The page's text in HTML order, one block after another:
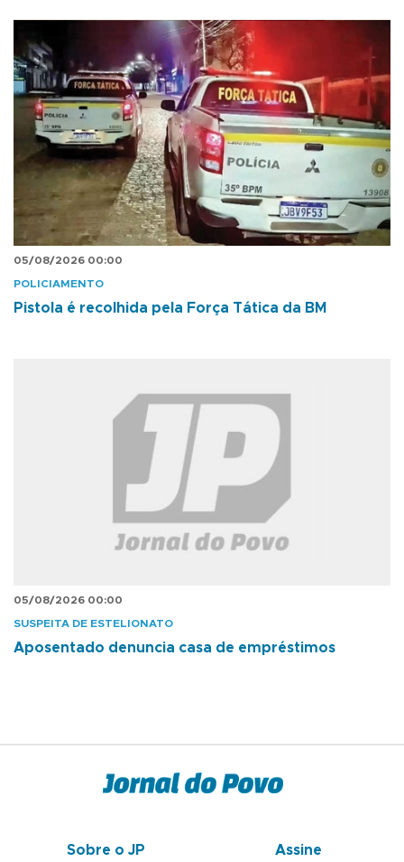
05/08/2026 00:00
POLICIAMENTO
Pistola é recolhida pela Força Tática da BM
05/08/2026 00:00
SUSPEITA DE ESTELIONATO
Aposentado denuncia casa de empréstimos
Sobre o JP Assine